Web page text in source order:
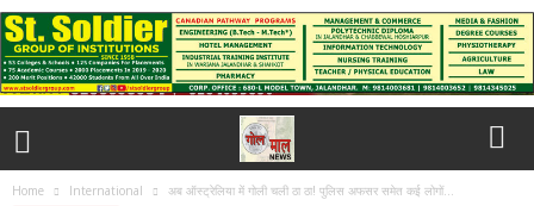
Home International अब ऑस्ट्रेलिया में गोली चली ठा ठा! पुलिस अफसर समेत कई लोगों...